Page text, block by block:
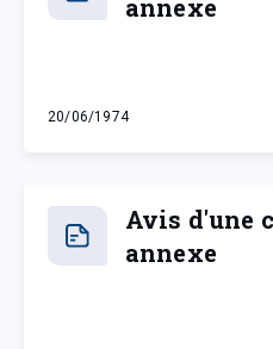
annexe
20/06/1974
jeudi 20 juin 1974
Avis d'une
annexe